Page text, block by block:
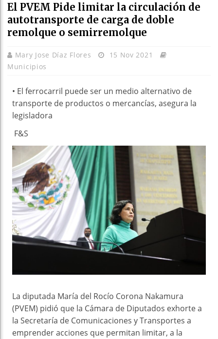
El PVEM Pide limitar la circulación de
autotransporte de carga de doble
remolque o semirremolque
Mary Jose Díaz Flores
15 Nov 2021
Municipios
• El ferrocarril puede ser un medio alternativo de
transporte de productos o mercancías, asegura la
legisladora
F&S
La diputada María del Rocío Corona Nakamura
(PVEM) pidió que la Cámara de Diputados exhorte a
la Secretaría de Comunicaciones y Transportes a
emprender acciones que permitan limitar, a la